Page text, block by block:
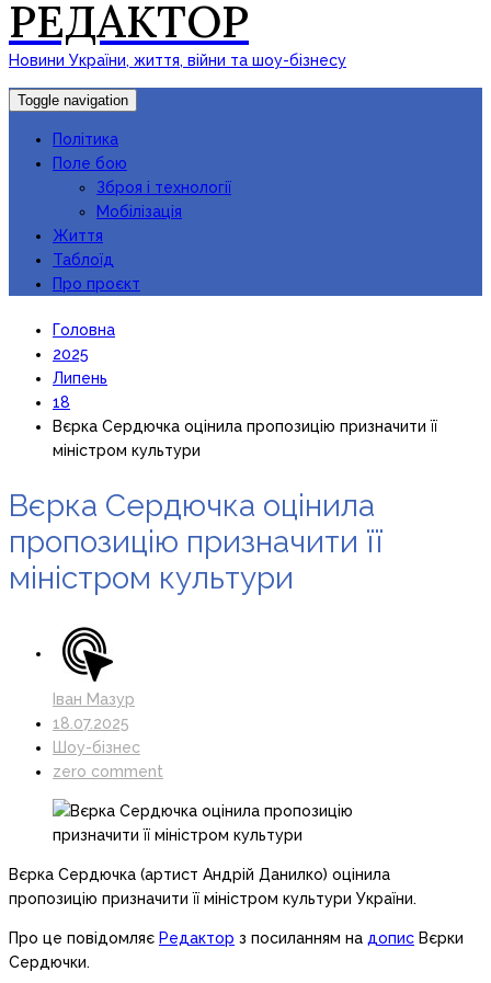
РЕДАКТОР
Новини України, життя, війни та шоу-бізнесу
Toggle navigation
Політика
Поле бою
Зброя і технології
Мобілізація
Життя
Таблоїд
Про проєкт
Головна
2025
Липень
18
Вєрка Сердючка оцінила пропозицію призначити її
міністром культури
Вєрка Сердючка оцінила
пропозицію призначити її
міністром культури
Іван Мазур
18.07.2025
Шоу-бізнес
zero comment
Вєрка Сердючка (артист Андрій Данилко) оцінила
пропозицію призначити її міністром культури України.
Про це повідомляє Редактор з посиланням на допис Вєрки
Сердючки.